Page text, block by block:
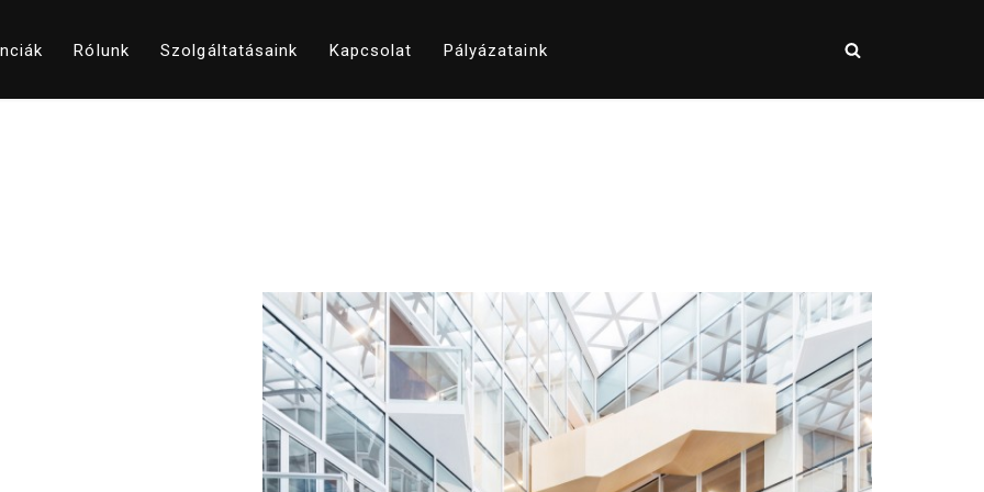
Rólunk Szolgáltatásaink Kapcsolat Pályázataink